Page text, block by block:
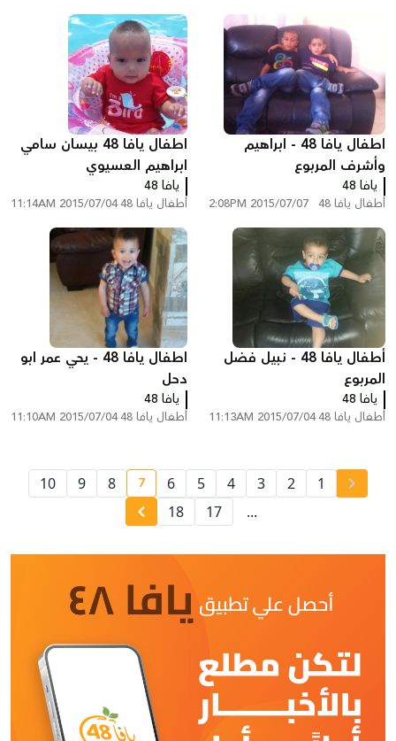
اطفال يافا 48 - ابراهيم
وأشرف المربوع
يافا 48
أطفال يافا 48 2015/07/07 2:08PM
اطفال يافا 48 بيسان سامي
ابراهيم العسيوي
يافا 48
أطفال يافا 48 2015/07/04 11:14AM
أطفال يافا 48 - نبيل فضل
المربوع
يافا 48
أطفال يافا 48 2015/07/04 11:13AM
اطفال يافا 48 - يحي عمر ابو
دحل
يافا 48
أطفال يافا 48 2015/07/04 11:10AM
1
2
3
4
5
6
current page number7
8
9
10
...
17
18